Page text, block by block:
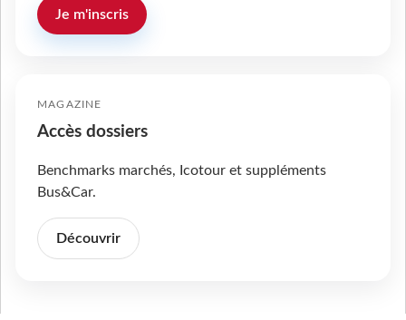
Je m'inscris
MAGAZINE
Accès dossiers
Benchmarks marchés, Icotour et suppléments
Bus&Car.
Découvrir